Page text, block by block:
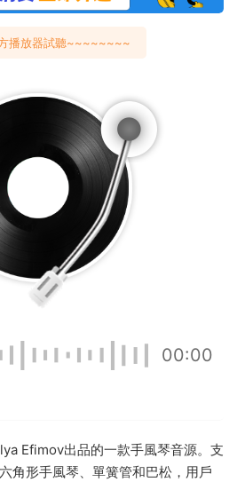
播放器試聽~~~~~~~~
00:00
Efimov出品的一款手風琴音源。支
角形手風琴、單簧管和巴松，用戶